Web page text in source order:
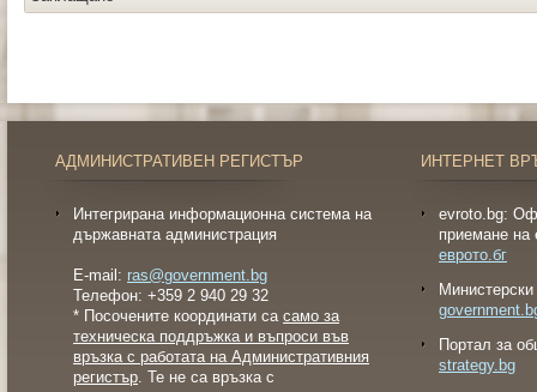
АДМИНИСТРАТИВЕН РЕГИСТЪР
Интегрирана информационна система на
държавната администрация
E-mail: ras@government.bg
Телефон: +359 2 940 29 32
* Посочените координати са само за
техническа поддръжка и въпроси във
връзка с работата на Административния
регистър. Те не са връзка с
ИНТЕРНЕТ
evroto.bg:
приемане на
еврото.бг
Портал за
strategy.bg